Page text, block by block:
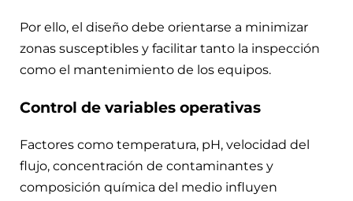
Por ello, el diseño debe orientarse a minimizar
zonas susceptibles y facilitar tanto la inspección
como el mantenimiento de los equipos.
Control de variables operativas
Factores como temperatura, pH, velocidad del
flujo, concentración de contaminantes y
composición química del medio influyen